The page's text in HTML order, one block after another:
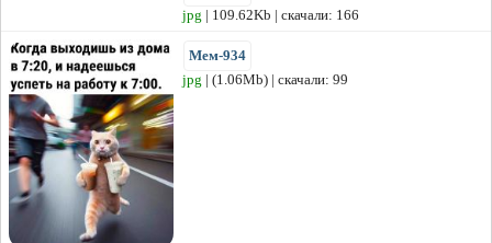
jpg | 109.62Kb | скачали: 166
Мем-934
jpg | (1.06Mb) | скачали: 99